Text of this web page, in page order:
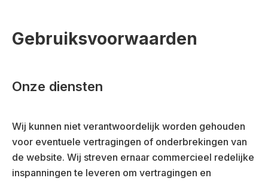
Gebruiksvoorwaarden
Onze diensten
Wij kunnen niet verantwoordelijk worden gehouden
voor eventuele vertragingen of onderbrekingen van
de website. Wij streven ernaar commercieel redelijke
inspanningen te leveren om vertragingen en